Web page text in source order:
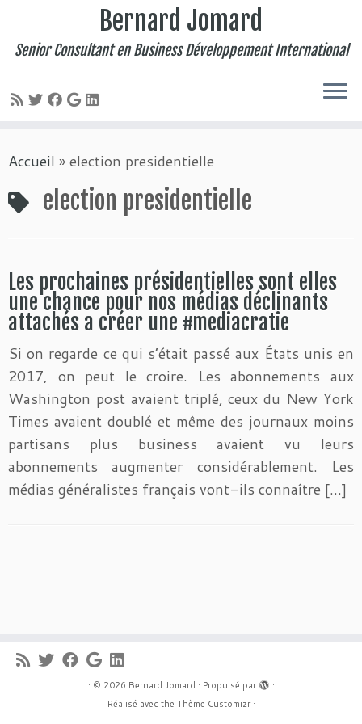
au
Bernard Jomard
Senior Consultant en Business Développement International
Accueil »election presidentielle
election presidentielle
Les prochaines présidentielles sont elles
une chance pour nos médias déclinants
attachés a créer une #mediacratie
Si on regarde ce qui s’était passé aux États unis en
2017, on peut le croire. Les abonnements aux
Washington post avaient triplé, ceux du New York
Times avaient doublé et même des journaux moins
partisans plus business avaient vu leurs
abonnements augmenter considérablement. Les
médias généralistes français vont-ils connaître […]
· © 2026 Bernard Jomard · Propulsé par
·
Réalisé avec the Thème Customizr·